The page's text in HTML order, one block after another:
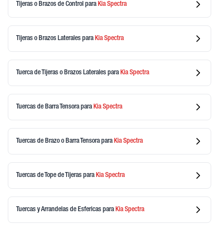
Tijeras o Brazos de Control para KiaSpectra
Tijeras o Brazos Laterales para KiaSpectra
Tuerca de Tijeras o Brazos Laterales para KiaSpectra
Tuercas de Barra Tensorapara KiaSpectra
Tuercas de Brazo o Barra Tensorapara KiaSpectra
Tuercas de Tope de Tijeras para KiaSpectra
Tuercas y Arrandelas de Esfericas para KiaSpectra